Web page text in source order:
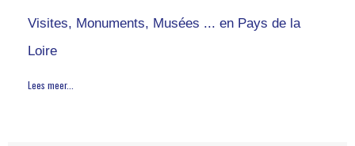
Visites, Monuments, Musées ... en Pays de la
Loire
Lees meer...